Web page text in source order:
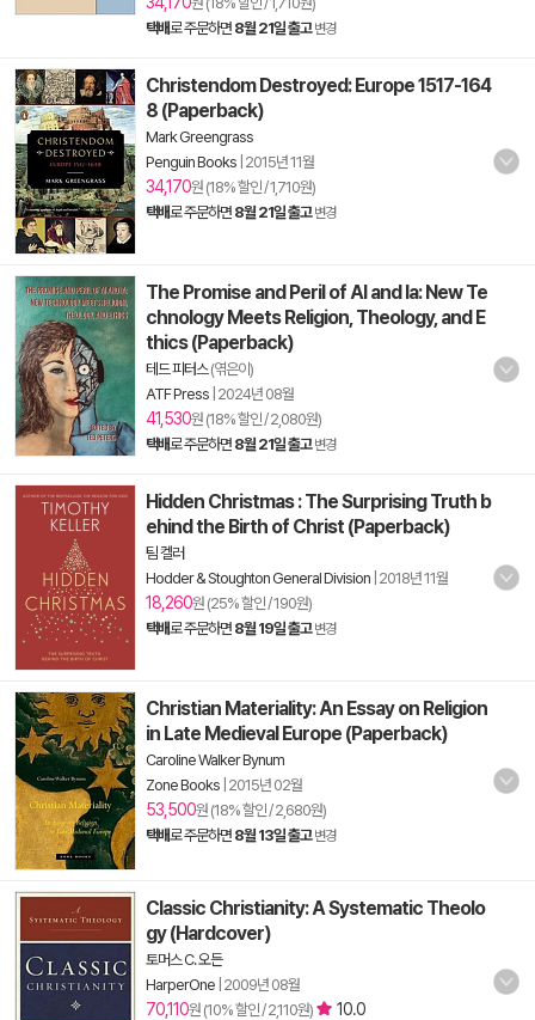
택배로 주문하면 8월 21일 출고 변경
Christendom Destroyed: Europe 1517-164
8 (Paperback)
Mark Greengrass
Penguin Books 2015년 11월
34,170원 (18% 할인 / 1,710원)
택배로 주문하면 8월 21일 출고 변경
The Promise and Peril of AI and Ia: New Te
chnology Meets Religion, Theology, and E
thics (Paperback)
테드 피터스(엮은이)
ATF Press 2024년 08월
41,530원 (18% 할인 / 2,080원)
택배로 주문하면 8월 21일 출고 변경
Hidden Christmas : The Surprising Truth b
ehind the Birth of Christ (Paperback)
팀 켈러
Hodder & Stoughton General Division 2018년 11월
18,260원 (25% 할인 / 190원)
택배로 주문하면 8월 19일 출고 변경
Christian Materiality: An Essay on Religion
in Late Medieval Europe (Paperback)
Caroline Walker Bynum
Zone Books 2015년 02월
53,500원 (18% 할인 / 2,680원)
택배로 주문하면 8월 13일 출고 변경
Classic Christianity: A Systematic Theolo
gy (Hardcover)
토머스 C. 오든
HarperOne 2009년 08월
70,110원 (10% 할인 / 2,110원) 10.0